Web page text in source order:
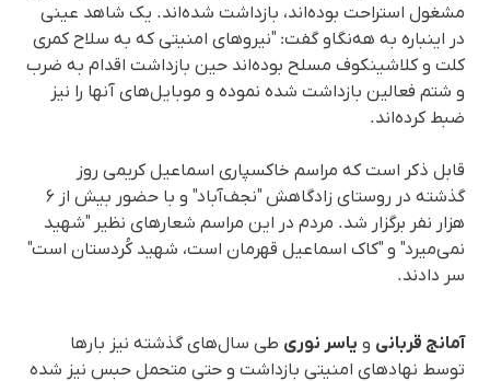
مشغول استراحت بوده‌اند، بازداشت شده‌اند. یک شاهد عینی
در اینباره به هه‌نگاو گفت: "نیروهای امنیتی که به سلاح کمری
کلت و کلاشینکوف مسلح بوده‌اند حین بازداشت اقدام به ضرب
و شتم فعالین بازداشت شده نموده و موبایل‌های آنها را نیز
ضبط کرده‌اند.
قابل ذکر است که مراسم خاکسپاری اسماعیل کریمی روز
گذشته در روستای زادگاهش "نجف‌آباد" و با حضور بیش از ۶
هزار نفر برگزار شد. مردم در این مراسم شعارهای نظیر "شهید
نمی‌میرد" و "کاک اسماعیل قهرمان است، شهید کُردستان است"
سر دادند.
آمانج قربانی و یاسر نوری طی سال‌های گذشته نیز بارها
توسط نهادهای امنیتی بازداشت و حتی متحمل حبس نیز شده